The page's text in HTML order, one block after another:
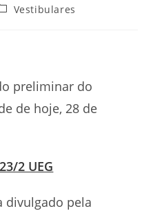
Vestibulares
preliminar do
de hoje, 28 de
2 UEG
divulgado pela